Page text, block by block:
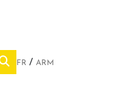
FR ARM